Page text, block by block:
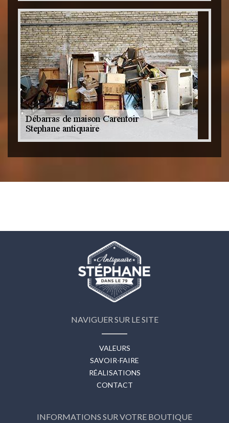
NAVIGUER SUR LE SITE
VALEURS
SAVOIR-FAIRE
RÉALISATIONS
CONTACT
INFORMATIONS SUR VOTRE BOUTIQUE